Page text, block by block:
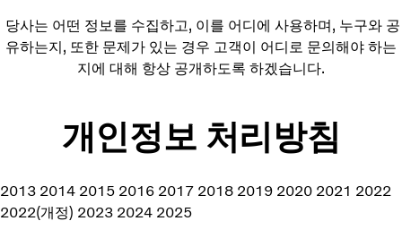
회사 소개
채용
바이킹뉴스 매거진
당사는 어떤 정보를 수집하고, 이를 어디에 사용하며, 누구와 공
유하는지, 또한 문제가 있는 경우 고객이 어디로 문의해야 하는
지에 대해 항상 공개하도록 하겠습니다.
개인정보 처리방침
2013 2014 2015 2016 2017 2018 2019 2020 2021 2022
2022(개정) 2023 2024 2025